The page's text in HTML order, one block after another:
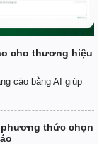
cho thương hiệu
cáo bằng AI giúp
phương thức chọn